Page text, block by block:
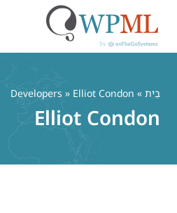
בַּיִת » Developers » Elliot Condon
Elliot Condon